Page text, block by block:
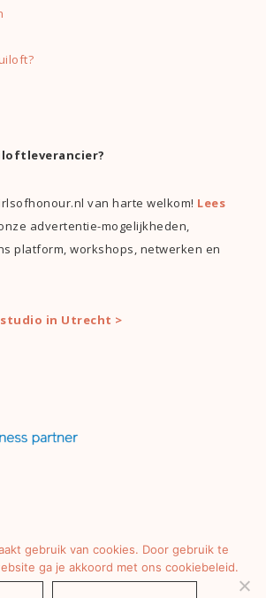
van harte welkom! Lees
advertentie-mogelijkheden,
platform, workshops, netwerken en
in Utrecht >
gebruik van cookies. Door gebruik te
ga je akkoord met ons cookiebeleid.